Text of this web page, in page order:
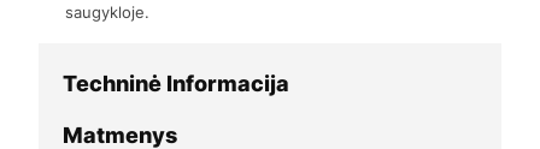
saugykloje.
Techninė Informacija
Matmenys